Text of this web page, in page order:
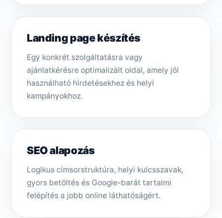
Landing page készítés
Egy konkrét szolgáltatásra vagy
ajánlatkérésre optimalizált oldal, amely jól
használható hirdetésekhez és helyi
kampányokhoz.
SEO alapozás
Logikus címsorstruktúra, helyi kulcsszavak,
gyors betöltés és Google-barát tartalmi
felépítés a jobb online láthatóságért.